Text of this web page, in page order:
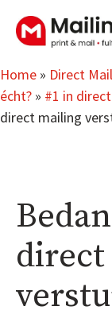
naar
inhoud
Home » Direct
écht? » #1 in
direct mailing